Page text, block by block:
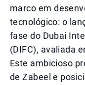
marco em
tecnológico: o
fase do Dubai
(DIFC), avaliada
Este ambicioso
de Zabeel e